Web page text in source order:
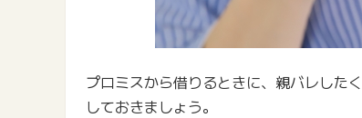
プロミスから借りるときに、親バレした
しておきましょう。